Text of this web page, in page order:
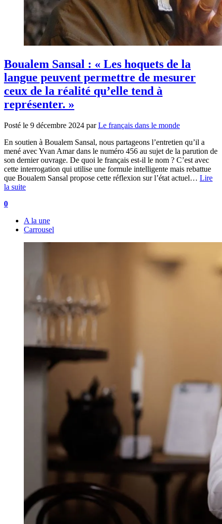
Boualem Sansal : « Les hoquets de la
langue peuvent permettre de mesurer
ceux de la réalité qu’elle tend à
représenter. »
Posté le 9 décembre 2024 par Le français dans le monde
En soutien à Boualem Sansal, nous partageons l’entretien qu’il a
mené avec Yvan Amar dans le numéro 456 au sujet de la parution de
son dernier ouvrage. De quoi le français est-il le nom ? C’est avec
cette interrogation qui utilise une formule intelligente mais rebattue
que Boualem Sansal propose cette réflexion sur l’état actuel… Lire
la suite
0
A la une
Carrousel